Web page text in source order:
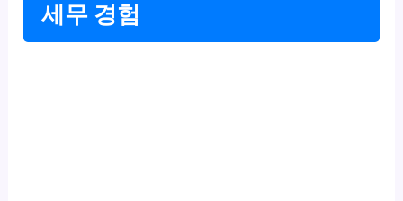
세무 경험